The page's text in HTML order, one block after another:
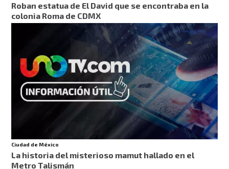
Roban estatua de El David que se encontraba en la
colonia Roma de CDMX
Ciudad de México
La historia del misterioso mamut hallado en el
Metro Talismán